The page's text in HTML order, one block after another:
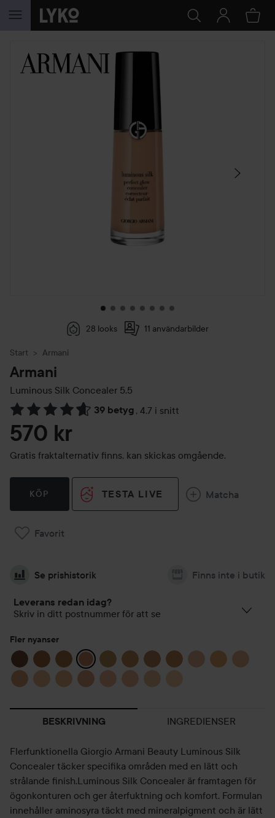
HOPPA TILL INNEHÅLLET
HOPPA ÖVER SEKTIONEN
28 looks 11 användarbilder
Start Armani
Armani
Luminous Silk Concealer 5.5
39 betyg , 4.7 i snitt
Hoppa till Betyg & kommentarer
570 kr
Gratis fraktalternativ finns, kan skickas omgående.
KÖP TESTA LIVE Matcha
Favorit
Se prishistorik Finns inte i butik
Leverans redan idag?
Skriv in ditt postnummer för att se
Fler nyanser
BESKRIVNING INGREDIENSER
Flerfunktionella Giorgio Armani Beauty Luminous Silk
Concealer täcker specifika områden med en lätt och
strålande finish.Luminous Silk Concealer är framtagen för
ögonkonturen och ger återfuktning och komfort. Formulan
innehåller aminosyra täckt med mineralpigment och är lätt